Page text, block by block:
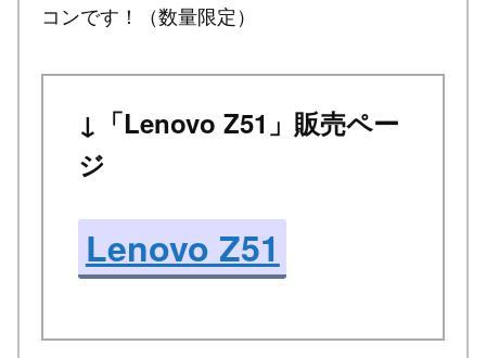
コンです！（数量限定）
↓「Lenovo Z51」販売ペー
ジ
Lenovo Z51